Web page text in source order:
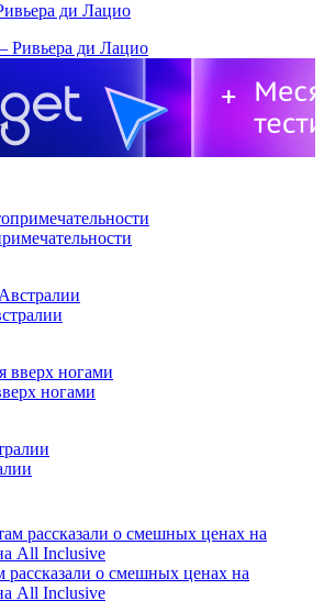
ди Лацио
ногами
рассказали о смешных ценах на
All Inclusive